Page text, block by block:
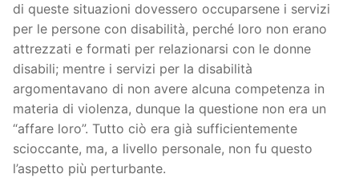
di queste situazioni dovessero occuparsene i servizi
per le persone con disabilità, perché loro non erano
attrezzati e formati per relazionarsi con le donne
disabili; mentre i servizi per la disabilità
argomentavano di non avere alcuna competenza in
materia di violenza, dunque la questione non era un
“affare loro”. Tutto ciò era già sufficientemente
scioccante, ma, a livello personale, non fu questo
l’aspetto più perturbante.